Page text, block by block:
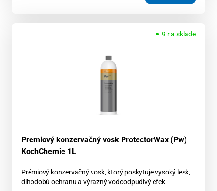
9 na sklade
Premiový konzervačný vosk ProtectorWax (Pw)
KochChemie 1L
Prémiový konzervačný vosk, ktorý poskytuje vysoký lesk,
dlhodobú ochranu a výrazný vodoodpudivý efek